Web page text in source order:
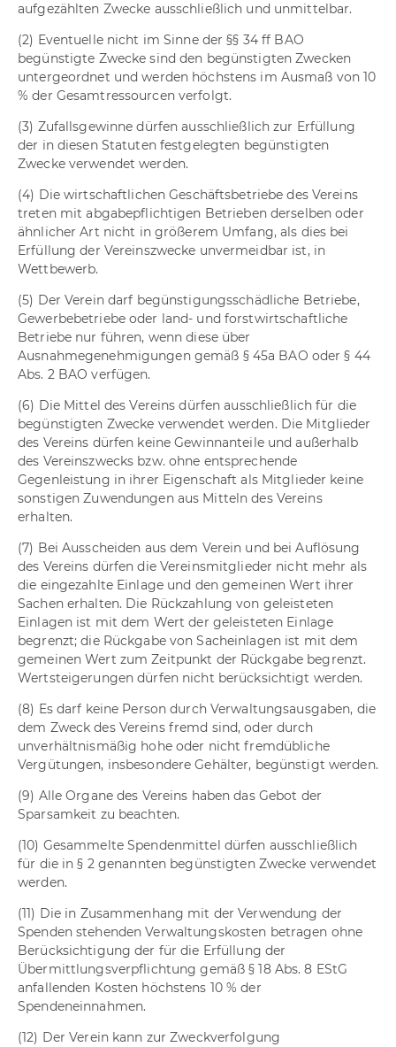
aufgezählten Zwecke ausschließlich und unmittelbar.
(2) Eventuelle nicht im Sinne der §§ 34 ff BAO
begünstigte Zwecke sind den begünstigten Zwecken
untergeordnet und werden höchstens im Ausmaß von 10
% der Gesamtressourcen verfolgt.
(3) Zufallsgewinne dürfen ausschließlich zur Erfüllung
der in diesen Statuten festgelegten begünstigten
Zwecke verwendet werden.
(4) Die wirtschaftlichen Geschäftsbetriebe des Vereins
treten mit abgabepflichtigen Betrieben derselben oder
ähnlicher Art nicht in größerem Umfang, als dies bei
Erfüllung der Vereinszwecke unvermeidbar ist, in
Wettbewerb.
(5) Der Verein darf begünstigungsschädliche Betriebe,
Gewerbebetriebe oder land- und forstwirtschaftliche
Betriebe nur führen, wenn diese über
Ausnahmegenehmigungen gemäß § 45a BAO oder § 44
Abs. 2 BAO verfügen.
(6) Die Mittel des Vereins dürfen ausschließlich für die
begünstigten Zwecke verwendet werden. Die Mitglieder
des Vereins dürfen keine Gewinnanteile und außerhalb
des Vereinszwecks bzw. ohne entsprechende
Gegenleistung in ihrer Eigenschaft als Mitglieder keine
sonstigen Zuwendungen aus Mitteln des Vereins
erhalten.
(7) Bei Ausscheiden aus dem Verein und bei Auflösung
des Vereins dürfen die Vereinsmitglieder nicht mehr als
die eingezahlte Einlage und den gemeinen Wert ihrer
Sachen erhalten. Die Rückzahlung von geleisteten
Einlagen ist mit dem Wert der geleisteten Einlage
begrenzt; die Rückgabe von Sacheinlagen ist mit dem
gemeinen Wert zum Zeitpunkt der Rückgabe begrenzt.
Wertsteigerungen dürfen nicht berücksichtigt werden.
(8) Es darf keine Person durch Verwaltungsausgaben, die
dem Zweck des Vereins fremd sind, oder durch
unverhältnismäßig hohe oder nicht fremdübliche
Vergütungen, insbesondere Gehälter, begünstigt werden.
(9) Alle Organe des Vereins haben das Gebot der
Sparsamkeit zu beachten.
(10) Gesammelte Spendenmittel dürfen ausschließlich
für die in § 2 genannten begünstigten Zwecke verwendet
werden.
(11) Die in Zusammenhang mit der Verwendung der
Spenden stehenden Verwaltungskosten betragen ohne
Berücksichtigung der für die Erfüllung der
Übermittlungsverpflichtung gemäß § 18 Abs. 8 EStG
anfallenden Kosten höchstens 10 % der
Spendeneinnahmen.
(12) Der Verein kann zur Zweckverfolgung